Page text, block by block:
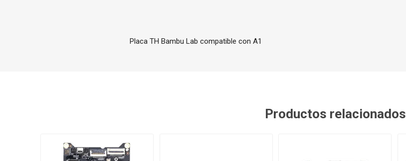
Placa TH Bambu Lab compatible con A1
Productos relacionados